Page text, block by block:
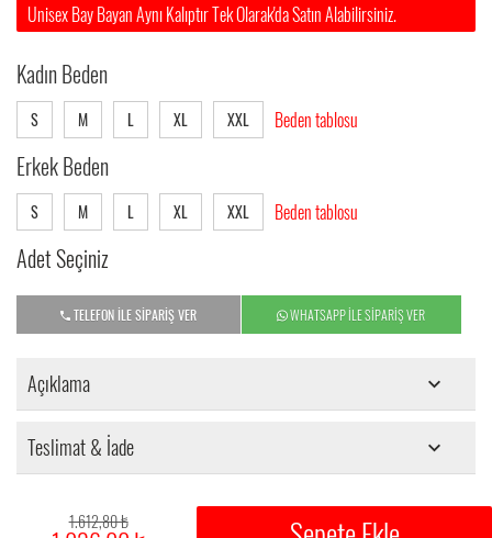
1.612,80 ₺
Unisex Bay Bayan Aynı Kalıptır Tek Olarak'da Satın Alabilirsiniz.
Kadın Beden
S M L XL XXL Beden tablosu
Erkek Beden
S M L XL XXL Beden tablosu
Adet Seçiniz
TELEFON İLE SİPARİŞ VER WHATSAPP İLE SİPARİŞ VER
Açıklama
Teslimat & İade